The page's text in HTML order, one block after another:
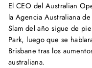
El CEO del Australian
la Agencia Australiana
Slam del año sigue de
Park, luego que se
Brisbane tras los
australiana.